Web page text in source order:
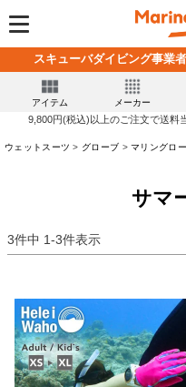
スキューバダイビング事業
アイテム メーカー
9,800円(税込)以上のご注文で送料
ウェットスーツ グローブ マリングロ
サマ
3件中 1-3件表示